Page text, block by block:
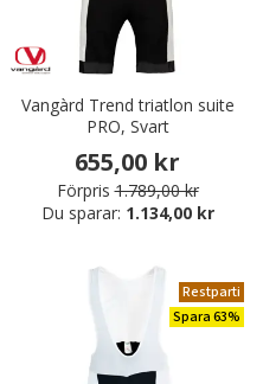
Vangàrd Trend triatlon suite
PRO, Svart
655,00 kr
Förpris 1.789,00 kr
Du sparar: 1.134,00 kr
Restparti
Spara 63%